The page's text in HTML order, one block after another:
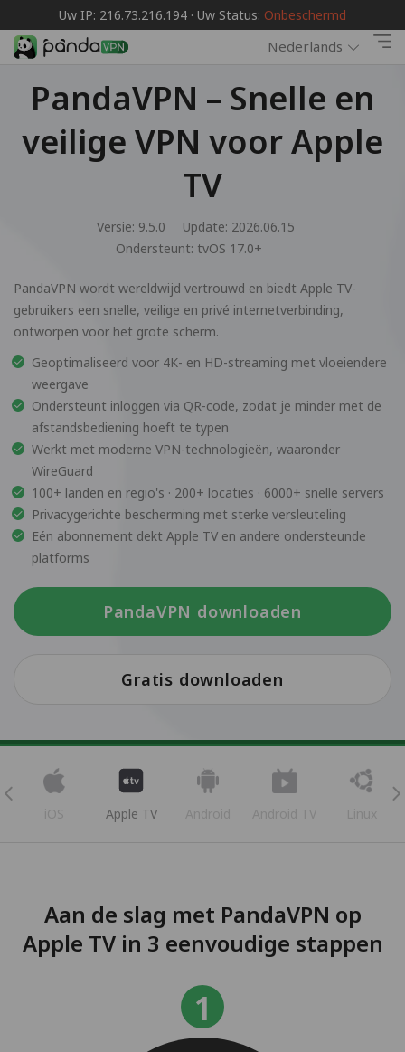
Uw IP: 216.73.216.194 · Uw Status: Onbeschermd
Nederlands
PandaVPN – Snelle en
veilige VPN voor Apple
TV
Versie: 9.5.0
Update: 2026.06.15
Ondersteunt: tvOS 17.0+
PandaVPN wordt wereldwijd vertrouwd en biedt Apple TV-
gebruikers een snelle, veilige en privé internetverbinding,
ontworpen voor het grote scherm.
Geoptimaliseerd voor 4K- en HD-streaming met vloeiendere
weergave
Ondersteunt inloggen via QR-code, zodat je minder met de
afstandsbediening hoeft te typen
Werkt met moderne VPN-technologieën, waaronder
WireGuard
100+ landen en regio's · 200+ locaties · 6000+ snelle servers
Privacygerichte bescherming met sterke versleuteling
Eén abonnement dekt Apple TV en andere ondersteunde
platforms
PandaVPN downloaden
Gratis downloaden
iOS Apple TV Android Android TV Linux
Aan de slag met PandaVPN op
Apple TV in 3 eenvoudige stappen